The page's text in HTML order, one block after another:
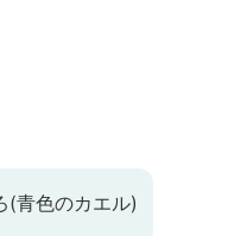
(青色のカエル)